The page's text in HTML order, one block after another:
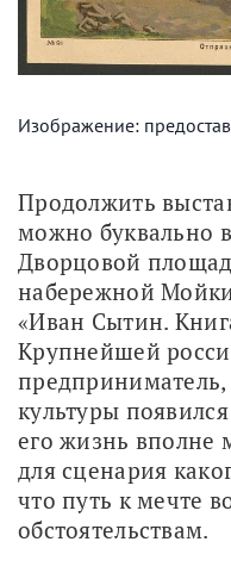
Изображение:
Продолжить
можно буквально
Дворцовой
набережной
«Иван Сытин.
Крупнейшей
предприниматель,
культуры
его жизнь вполне
для сценария
что путь к мечте
обстоятельствам.